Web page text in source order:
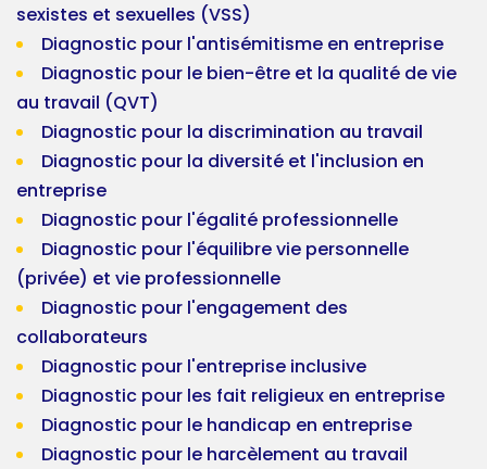
sexistes et sexuelles (VSS)
Diagnostic pour l'antisémitisme en entreprise
Diagnostic pour le bien-être et la qualité de vie
au travail (QVT)
Diagnostic pour la discrimination au travail
Diagnostic pour la diversité et l'inclusion en
entreprise
Diagnostic pour l'égalité professionnelle
Diagnostic pour l'équilibre vie personnelle
(privée) et vie professionnelle
Diagnostic pour l'engagement des
collaborateurs
Diagnostic pour l'entreprise inclusive
Diagnostic pour les fait religieux en entreprise
Diagnostic pour le handicap en entreprise
Diagnostic pour le harcèlement au travail